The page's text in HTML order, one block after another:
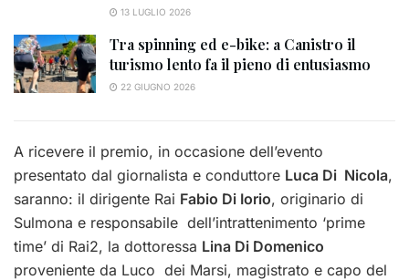
13 LUGLIO 2026
Tra spinning ed e-bike: a Canistro il
turismo lento fa il pieno di entusiasmo
22 GIUGNO 2026
A ricevere il premio, in occasione dell’evento
presentato dal giornalista e conduttore Luca Di Nicola,
saranno: il dirigente Rai Fabio Di Iorio, originario di
Sulmona e responsabile dell’intrattenimento ‘prime
time’ di Rai2, la dottoressa Lina Di Domenico
proveniente da Luco dei Marsi, magistrato e capo del